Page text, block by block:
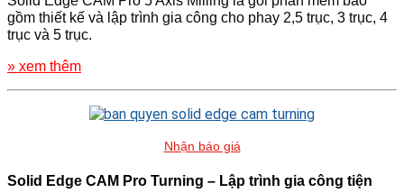
gồm thiết kế và lập trình gia công cho phay 2,5 trục, 3 trục, 4
trục và 5 trục.
» xem thêm
Nhận báo giá
Solid Edge CAM Pro Turning – Lập trình gia công tiện